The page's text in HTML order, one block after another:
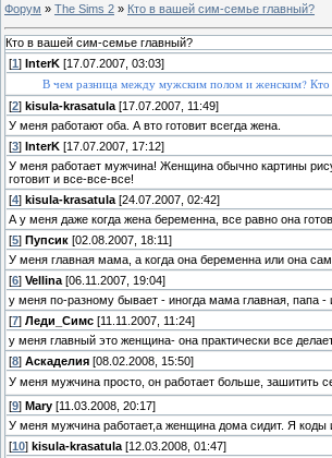
Форум » The Sims 2 » Кто в вашей сим-семье главный?
Кто в вашей сим-семье главный?
[1 ] InterK [17.07.2007, 03:03]
В чем разница между мужским полом и женским? Кто
[2] kisula-krasatula [17.07.2007, 11:49]
У меня работают оба. А вто готовит всегда жена.
[3] InterK [17.07.2007, 17:12]
У меня работает мужчина! Женщина обычно картины
готовит и все-все-все!
[4] kisula-krasatula [24.07.2007, 02:42]
А у меня даже когда жена беременна, все равно она
[5] Пупсик [02.08.2007, 18:11]
У меня главная мама, а когда она беременна или она
[6] Vellina [06.11.2007, 19:04]
у меня по-разному бывает - иногда мама главная, папа -
[7] Леди_Симс [11.11.2007, 11:24]
у меня главный это женщина- она практически все
[8] Аскаделия [08.02.2008, 15:50]
У меня мужчина просто, он работает больше, зашитить
[9] Mary [11.03.2008, 20:17]
У меня мужчина работает,а женщина дома сидит. Я коды
[10] kisula-krasatula [12.03.2008, 01:47]